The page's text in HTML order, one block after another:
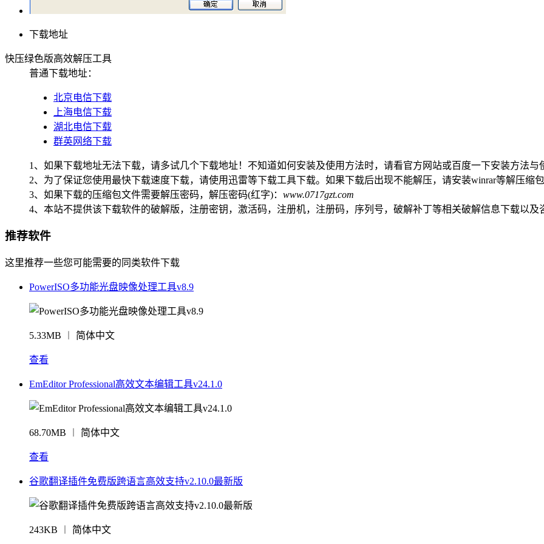
下载地址
快压绿色版高效解压工具
普通下载地址：
北京电信下载
上海电信下载
湖北电信下载
群英网络下载
1、如果下载地址无法下载，请多试几个下载地址！不知道如何安装及使用方法时，请看官方网站或百度一下安装方法与
2、为了保证您使用最快下载速度下载，请使用迅雷等下载工具下载。如果下载后出现不能解压，请安装winrar等解压缩包
3、如果下载的压缩包文件需要解压密码，解压密码(红字)： www.0717gzt.com
4、本站不提供该下载软件的破解版，注册密钥，激活码，注册机，注册码，序列号，破解补丁等相关破解信息下载以及
推荐软件
这里推荐一些您可能需要的同类软件下载
PowerISO多功能光盘映像处理工具v8.9
5.33MB ︱ 简体中文
查看
EmEditor Professional高效文本编辑工具v24.1.0
68.70MB ︱ 简体中文
查看
谷歌翻译插件免费版跨语言高效支持v2.10.0最新版
243KB ︱ 简体中文